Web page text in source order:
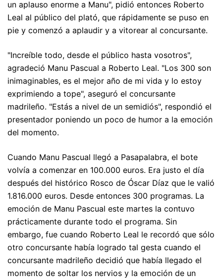
un aplauso enorme a Manu", pidió entonces Roberto
Leal al público del plató, que rápidamente se puso en
pie y comenzó a aplaudir y a vitorear al concursante.
"Increíble todo, desde el público hasta vosotros",
agradeció Manu Pascual a Roberto Leal. "Los 300 son
inimaginables, es el mejor año de mi vida y lo estoy
exprimiendo a tope", aseguró el concursante
madrileño. "Estás a nivel de un semidiós", respondió el
presentador poniendo un poco de humor a la emoción
del momento.
Cuando Manu Pascual llegó a Pasapalabra, el bote
volvía a comenzar en 100.000 euros. Era justo el día
después del histórico Rosco de Óscar Díaz que le valió
1.816.000 euros. Desde entonces 300 programas. La
emoción de Manu Pascual este martes la contuvo
prácticamente durante todo el programa. Sin
embargo, fue cuando Roberto Leal le recordó que sólo
otro concursante había logrado tal gesta cuando el
concursante madrileño decidió que había llegado el
momento de soltar los nervios y la emoción de un